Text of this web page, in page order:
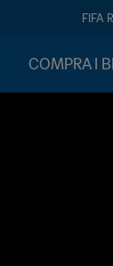
FIFA
COMPRA I